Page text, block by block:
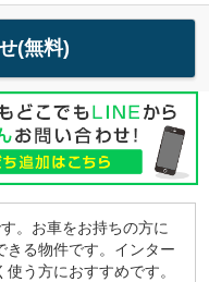
(無料)
。お車をお持ちの方に
きる物件です。インター
う方におすすめです。